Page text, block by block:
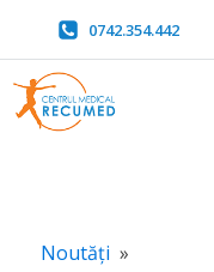
0742.354.442
Noutăți »